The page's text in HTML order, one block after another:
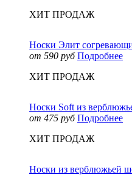
ХИТ ПРОДАЖ
Носки Элит
от 590 руб Подробнее
ХИТ ПРОДАЖ
Носки Soft из
от 475 руб Подробнее
ХИТ ПРОДАЖ
Носки из